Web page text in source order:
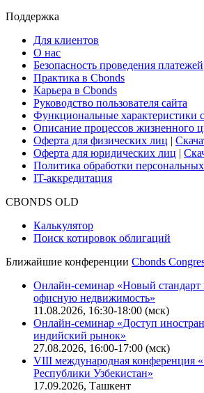
Поддержка
Для клиентов
О нас
Безопасность проведения платежей
Практика в Cbonds
Карьера в Cbonds
Руководство пользователя сайта
Функциональные характеристики
Описание процессов жизненного
Оферта для физических лиц |
Оферта для юридических лиц |
Политика обработки
IT-аккредитация
CBONDS OLD
Калькулятор
Поиск котировок облигаций
Ближайшие конференции Cbonds
Онлайн-семинар «Новый стандарт
офисную недвижимость»
11.08.2026, 16:30-18:00 (мск)
Онлайн-семинар «Доступ
индийский рынок»
27.08.2026, 16:00-17:00 (мск)
VIII международная конференция
Республики Узбекистан»
17.09.2026, Ташкент